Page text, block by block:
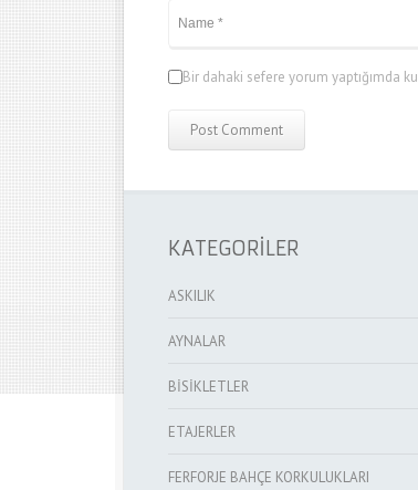
Bir dahaki sefere yorum yaptığımda
KATEGORİLER
ASKILIK
AYNALAR
BİSİKLETLER
ETAJERLER
FERFORJE BAHÇE KORKULUKLARI